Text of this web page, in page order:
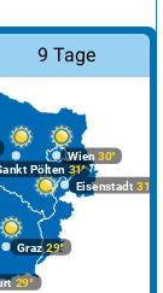
9 Tage
Graz29°
29°
Wien 30°
Eisenstadt 31°
Pölten 31°